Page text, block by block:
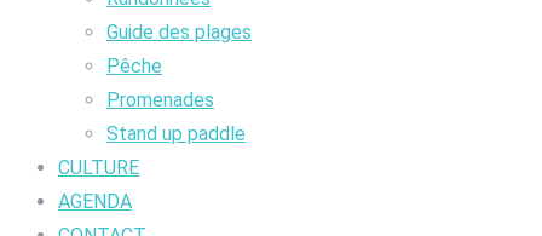
Guide des plages
Pêche
Promenades
Stand up paddle
CULTURE
AGENDA